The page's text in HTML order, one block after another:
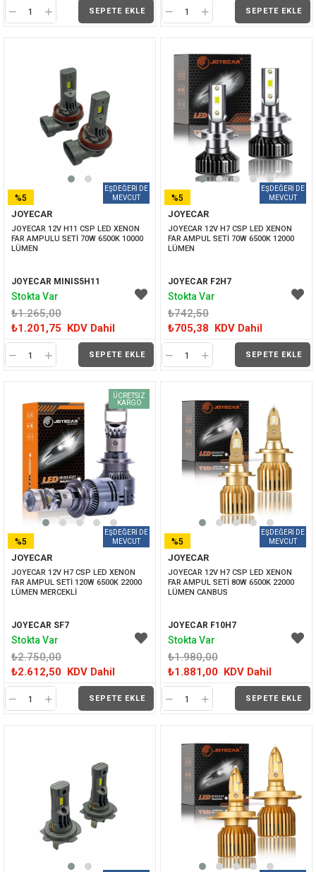
SEPETE EKLE SEPETE EKLE
JOYECAR
JOYECAR 12V H11 CSP LED XENON
FAR AMPULU SETİ 70W 6500K 10000
LÜMEN
JOYECAR MINIS5H11
₺1.265,00
₺1.201,75 KDV Dahil
SEPETE EKLE
%5
İNDIRIM
Stokta Var
JOYECAR
JOYECAR 12V H7 CSP LED XENON
FAR AMPUL SETİ 70W 6500K 12000
LÜMEN
JOYECAR F2H7
₺742,50
₺705,38 KDV Dahil
SEPETE EKLE
%5
İNDIRIM
Stokta Var
JOYECAR
JOYECAR 12V H7 CSP LED XENON
FAR AMPUL SETİ 120W 6500K 22000
LÜMEN MERCEKLİ
JOYECAR SF7
₺2.750,00
₺2.612,50 KDV Dahil
SEPETE EKLE
%5
İNDIRIM
ÜCRETSIZ
KARGO
Stokta Var
JOYECAR
JOYECAR 12V H7 CSP LED XENON
FAR AMPUL SETİ 80W 6500K 22000
LÜMEN CANBUS
JOYECAR F10H7
₺1.980,00
₺1.881,00 KDV Dahil
SEPETE EKLE
%5
İNDIRIM
Stokta Var